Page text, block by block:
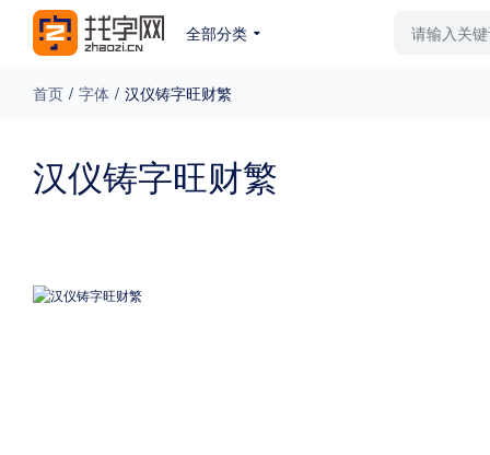
全部分类
免费下载 收费下载 更多
首页 / 字体 / 汉仪铸字旺财繁
汉仪铸字旺财繁